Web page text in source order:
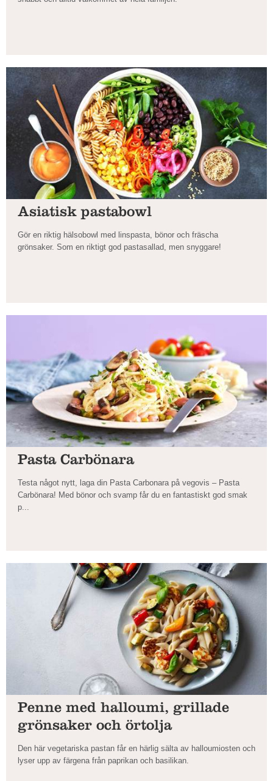
Asiatisk pastabowl
Gör en riktig hälsobowl med linspasta, bönor och fräscha
grönsaker. Som en riktigt god pastasallad, men snyggare!
Pasta Carbönara
Testa något nytt, laga din Pasta Carbonara på vegovis – Pasta
Carbönara! Med bönor och svamp får du en fantastiskt god smak
p...
Penne med halloumi, grillade
grönsaker och örtolja
Den här vegetariska pastan får en härlig sälta av halloumiosten och
lyser upp av färgena från paprikan och basilikan.